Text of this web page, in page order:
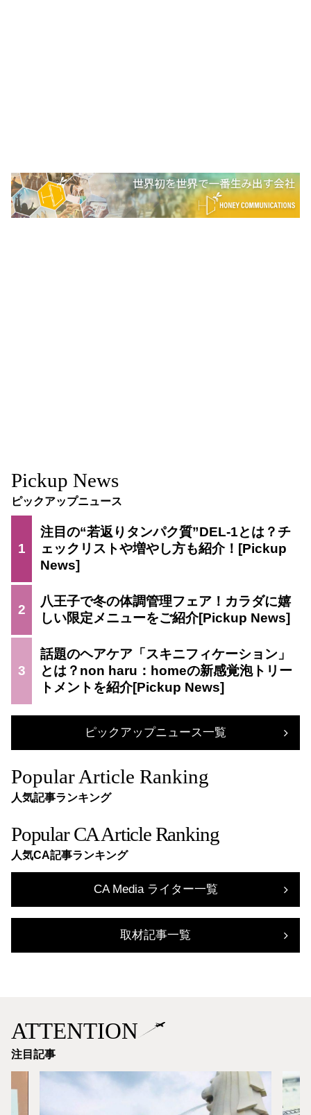
Pickup News
ピックアップニュース
1
注目の“若返りタンパク質”DEL-1とは？チ
ェックリストや増やし方も紹介！
2
八王子で冬の体調管理フェア！カラダに嬉
しい限定メニューをご紹介
3
話題のヘアケア「スキニフィケーション」
とは？non haru：homeの新感覚泡トリー
トメントを紹介
ピックアップニュース一覧
Popular Article Ranking
人気記事ランキング
Popular CA Article Ranking
人気CA記事ランキング
CA Media ライター一覧
取材記事一覧
ATTENTION
注目記事